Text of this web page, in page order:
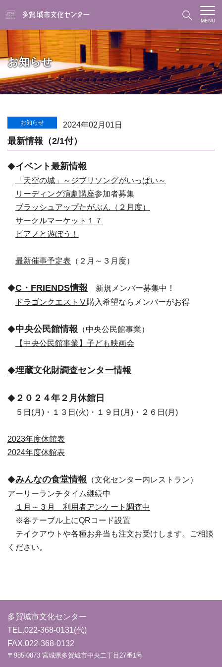
MENU
お知らせ
お知らせ 2024年02月01日
最新情報（2/1付）
◆イベント最新情報
「天空の城」～ジブリソングがいっぱい～
リーディング演劇講座参加者募集
ブラッシュアップたがぶん（２月度）
サークルマーケット１７
ピアノと遊ぼう！
最新催事予定表 （２月～３月度）
◆C・FRIENDS情報 新規メンバー募集中！
ドラゴンクエストⅤ購入希望ならメンバーがお得
◆中央公民館情報 （中央公民館事業）
【中央公民館事業】子ども映画会
◆埋蔵文化財調査センター情報
◆ ２０２４年２月休館日
５日(月)・１３日(火)・１９日(月)・２６日(月)
2023年度休館表
2024年度休館表
◆みんなの食堂情報 （文化センター内レストラン）
アーリーランチタイム継続中
１月～３月 利用者アンケート調査中
※各テーブル上にQRコード設置
テイクアウトや各種お弁当も注文お受けします。ご相談
ください。
多賀城市文化センター
TEL.022-368-0131(代)
FAX.022-368-0132
〒985-0873 宮城県多賀城市中央二丁目27番1号